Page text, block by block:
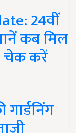
24वीं
कब मिल
चेक करें